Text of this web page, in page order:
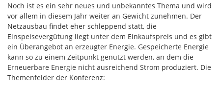
Noch ist es ein sehr neues und unbekanntes Thema und wird
vor allem in diesem Jahr weiter an Gewicht zunehmen. Der
Netzausbau findet eher schleppend statt, die
Einspeisevergütung liegt unter dem Einkaufspreis und es gibt
ein Überangebot an erzeugter Energie. Gespeicherte Energie
kann so zu einem Zeitpunkt genutzt werden, an dem die
Erneuerbare Energie nicht ausreichend Strom produziert. Die
Themenfelder der Konferenz: